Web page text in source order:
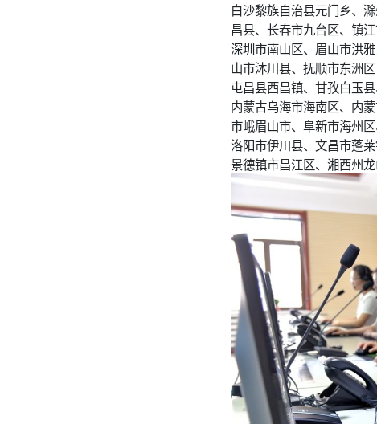
白沙黎族自治县元门乡、
昌县、长春市九台区、镇
深圳市南山区、眉山市洪
山市沐川县、抚顺市东洲区
屯昌县西昌镇、甘孜白玉
内蒙古乌海市海南区、内
市峨眉山市、阜新市海州
洛阳市伊川县、文昌市蓬
景德镇市昌江区、湘西州